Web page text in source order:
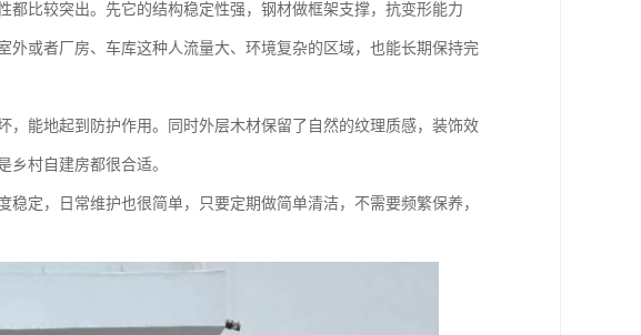
比较突出。先它的结构稳定性强，钢材做框架支撑，抗变形能力
或者厂房、车库这种人流量大、环境复杂的区域，也能长期保持完
能地起到防护作用。同时外层木材保留了自然的纹理质感，装饰效
乡村自建房都很合适。
定，日常维护也很简单，只要定期做简单清洁，不需要频繁保养，